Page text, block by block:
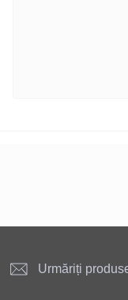
Urmăriți